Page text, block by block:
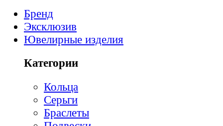
Бренд
Эксклюзив
Ювелирные изделия
Категории
Кольца
Серьги
Браслеты